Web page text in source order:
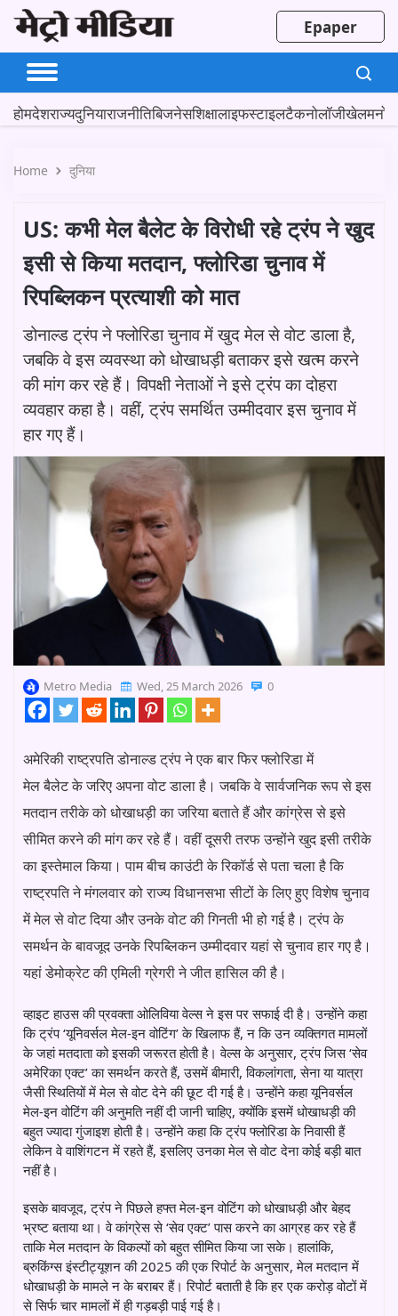
Epaper
होमदेशराज्यदुनियाराजनीतिबिजनेसशिक्षालाइफस्टाइलटैकनोलॉजीखेल
Home दुनिया
US: कभी मेल बैलेट के विरोधी रहे ट्रंप ने खुद
इसी से किया मतदान, फ्लोरिडा चुनाव में
रिपब्लिकन प्रत्याशी को मात
डोनाल्ड ट्रंप ने फ्लोरिडा चुनाव में खुद मेल से वोट डाला है,
जबकि वे इस व्यवस्था को धोखाधड़ी बताकर इसे खत्म करने
की मांग कर रहे हैं। विपक्षी नेताओं ने इसे ट्रंप का दोहरा
व्यवहार कहा है। वहीं, ट्रंप समर्थित उम्मीदवार इस चुनाव में
हार गए हैं।
Metro Media Wed, 25 March 2026 0
अमेरिकी राष्ट्रपति डोनाल्ड ट्रंप ने एक बार फिर फ्लोरिडा में
मेल बैलेट के जरिए अपना वोट डाला है। जबकि वे सार्वजनिक रूप से इस
मतदान तरीके को धोखाधड़ी का जरिया बताते हैं और कांग्रेस से इसे
सीमित करने की मांग कर रहे हैं। वहीं दूसरी तरफ उन्होंने खुद इसी तरीके
का इस्तेमाल किया। पाम बीच काउंटी के रिकॉर्ड से पता चला है कि
राष्ट्रपति ने मंगलवार को राज्य विधानसभा सीटों के लिए हुए विशेष चुनाव
में मेल से वोट दिया और उनके वोट की गिनती भी हो गई है। ट्रंप के
समर्थन के बावजूद उनके रिपब्लिकन उम्मीदवार यहां से चुनाव हार गए है।
यहां डेमोक्रेट की एमिली ग्रेगरी ने जीत हासिल की है।
व्हाइट हाउस की प्रवक्ता ओलिविया वेल्स ने इस पर सफाई दी है। उन्होंने कहा
कि ट्रंप ‘यूनिवर्सल मेल-इन वोटिंग’ के खिलाफ हैं, न कि उन व्यक्तिगत मामलों
के जहां मतदाता को इसकी जरूरत होती है। वेल्स के अनुसार, ट्रंप जिस ‘सेव
अमेरिका एक्ट’ का समर्थन करते हैं, उसमें बीमारी, विकलांगता, सेना या यात्रा
जैसी स्थितियों में मेल से वोट देने की छूट दी गई है। उन्होंने कहा यूनिवर्सल
मेल-इन वोटिंग की अनुमति नहीं दी जानी चाहिए, क्योंकि इसमें धोखाधड़ी की
बहुत ज्यादा गुंजाइश होती है। उन्होंने कहा कि ट्रंप फ्लोरिडा के निवासी हैं
लेकिन वे वाशिंगटन में रहते हैं, इसलिए उनका मेल से वोट देना कोई बड़ी बात
नहीं है।
इसके बावजूद, ट्रंप ने पिछले हफ्त मेल-इन वोटिंग को धोखाधड़ी और बेहद
भ्रष्ट बताया था। वे कांग्रेस से ‘सेव एक्ट’ पास करने का आग्रह कर रहे हैं
ताकि मेल मतदान के विकल्पों को बहुत सीमित किया जा सके। हालांकि,
ब्रुकिंग्स इंस्टीट्यूशन की 2025 की एक रिपोर्ट के अनुसार, मेल मतदान में
धोखाधड़ी के मामले न के बराबर हैं। रिपोर्ट बताती है कि हर एक करोड़ वोटों में
से सिर्फ चार मामलों में ही गड़बड़ी पाई गई है।